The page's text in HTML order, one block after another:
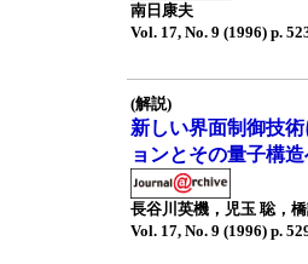
南日康夫
Vol. 17, No. 9 (1996) p.
(解説)
新しい界面制御技
ョンとその量子構造
長谷川英機，児玉 聡，
Vol. 17, No. 9 (1996) p.